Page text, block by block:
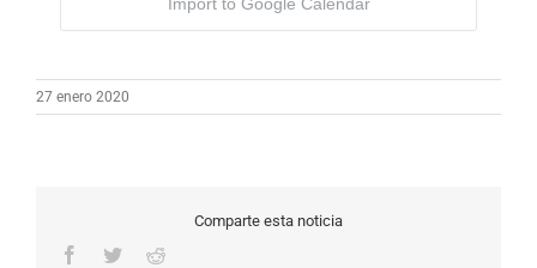
27 enero 2020
Comparte esta noticia
Facebook
TwitterReddit